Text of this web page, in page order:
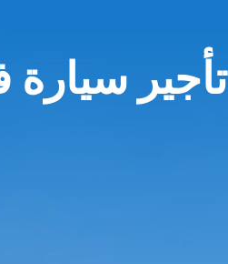
تأجير